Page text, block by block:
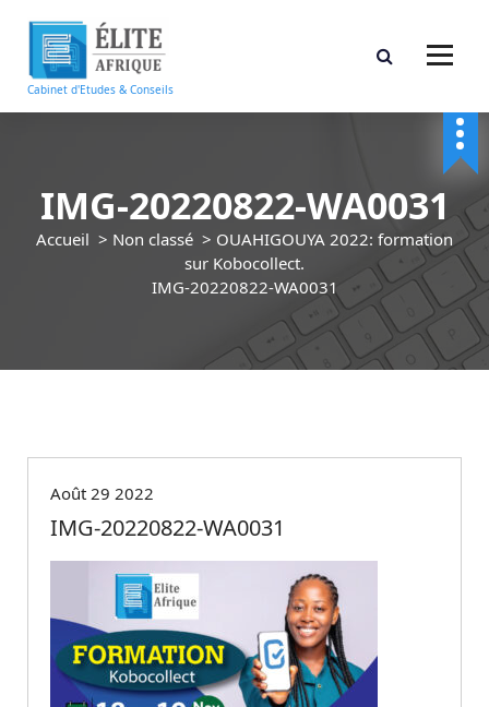
r
Cabinet d'Etudes & Conseils
IMG-20220822-WA0031
Accueil > Non classé > OUAHIGOUYA 2022: formation
sur Kobocollect.
IMG-20220822-WA0031
Août 29 2022
IMG-20220822-WA0031